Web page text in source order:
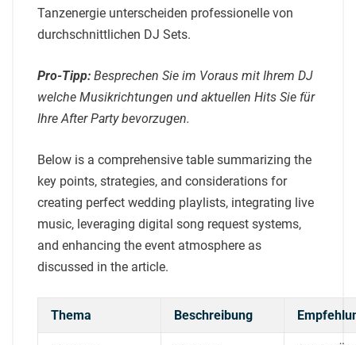
Tanzenergie unterscheiden professionelle von
durchschnittlichen DJ Sets.
Pro-Tipp: Besprechen Sie im Voraus mit Ihrem DJ
welche Musikrichtungen und aktuellen Hits Sie für
Ihre After Party bevorzugen.
Below is a comprehensive table summarizing the
key points, strategies, and considerations for
creating perfect wedding playlists, integrating live
music, leveraging digital song request systems,
and enhancing the event atmosphere as
discussed in the article.
Thema Beschreibung